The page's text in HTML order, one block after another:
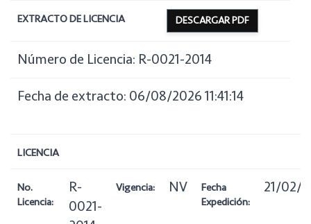
EXTRACTO DE LICENCIA DESCARGAR PDF
Número de Licencia: R-0021-2014
Fecha de extracto: 06/08/2026 11:41:14
LICENCIA
No.
Licencia:
R-
0021-
Vigencia: NV
Fecha
Expedición:
21/02/